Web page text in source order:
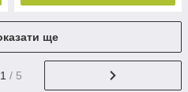
ще
1 / 5